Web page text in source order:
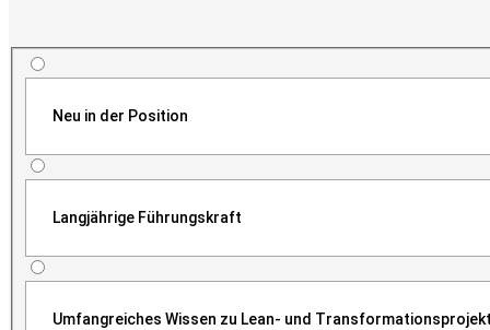
Neu in der Position
Langjährige Führungskraft
Umfangreiches Wissen zu Lean- und